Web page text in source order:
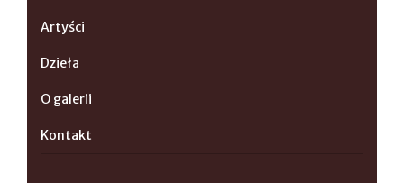
Artyści
Dzieła
O galerii
Kontakt